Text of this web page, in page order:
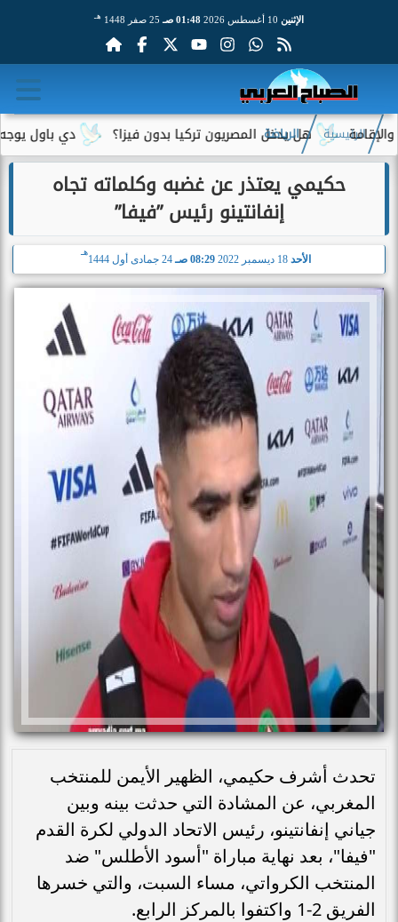
الإثنين 01:48 صـ 25 صفر 1448 هـ
دي باول يوجه هل يدخل المصريون تركيا بدون فيزا؟
الرئيسية الرياضة
حكيمي يعتذر عن غضبه وكلماته تجاه
إنفانتينو رئيس ”فيفا”
الأحد 18 ديسمبر 2022 08:29 صـ 24 جمادى أول 1444
هـ
تحدث أشرف حكيمي، الظهير الأيمن للمنتخب
المغربي، عن المشادة التي حدثت بينه وبين
جياني إنفانتينو، رئيس الاتحاد الدولي لكرة القدم
"فيفا"، بعد نهاية مباراة "أسود الأطلس" ضد
المنتخب الكرواتي، مساء السبت، والتي خسرها
الفريق 2-1 واكتفوا بالمركز الرابع.